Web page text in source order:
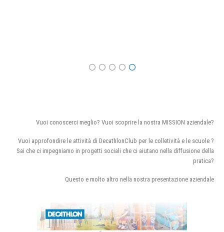
Vuoi conoscerci meglio? Vuoi scoprire la nostra MISSION aziendale?
Vuoi approfondire le attività di DecathlonClub per le colletività e le scuole ?
Sai che ci impegniamo in progetti sociali che ci aiutano nella diffusione della
pratica?
Questo e molto altro nella nostra presentazione aziendale